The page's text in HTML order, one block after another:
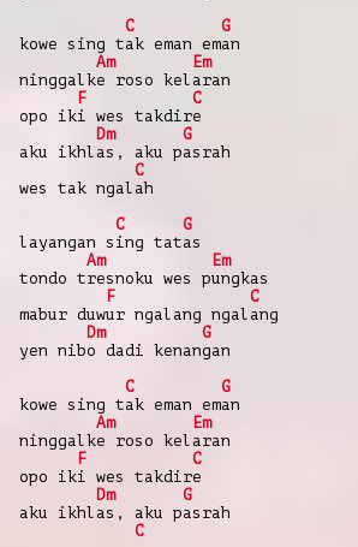
C
G
kowe sing tak eman eman
Am
Em
ninggalke roso kelaran
F
C
opo iki wes takdire
Dm
G
aku ikhlas, aku pasrah
C
wes tak ngalah
C
G
layangan sing tatas
Am
Em
tondo tresnoku wes pungkas
F
C
mabur duwur ngalang ngalang
Dm
G
yen nibo dadi kenangan
C
G
kowe sing tak eman eman
Am
Em
ninggalke roso kelaran
F
C
opo iki wes takdire
Dm
G
aku ikhlas, aku pasrah
C